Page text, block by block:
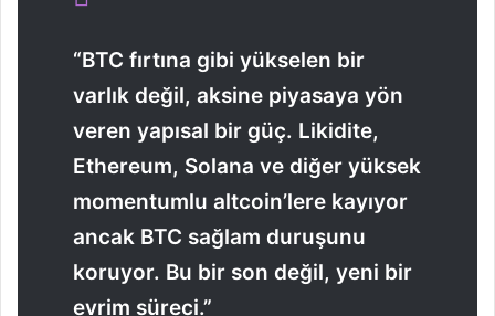
“BTC fırtına gibi yükselen bir
varlık değil, aksine piyasaya yön
veren yapısal bir güç. Likidite,
Ethereum, Solana ve diğer yüksek
momentumlu altcoin’lere kayıyor
ancak BTC sağlam duruşunu
koruyor. Bu bir son değil, yeni bir
evrim süreci.”